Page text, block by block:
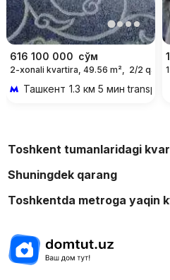
616 100 000 сўм
2-xonali kvartira, 49.56 m², 2/2 qavat
Ташкент 1.3 км 5 мин
Toshkent tumanlaridagi
Shuningdek qarang
Toshkentda metroga yaqin